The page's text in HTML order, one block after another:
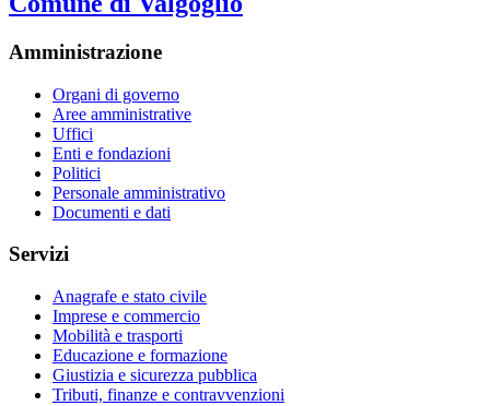
Amministrazione
Organi di governo
Aree amministrative
Uffici
Enti e fondazioni
Politici
Personale amministrativo
Documenti e dati
Servizi
Anagrafe e stato civile
Imprese e commercio
Mobilità e trasporti
Educazione e formazione
Giustizia e sicurezza pubblica
Tributi, finanze e contravvenzioni